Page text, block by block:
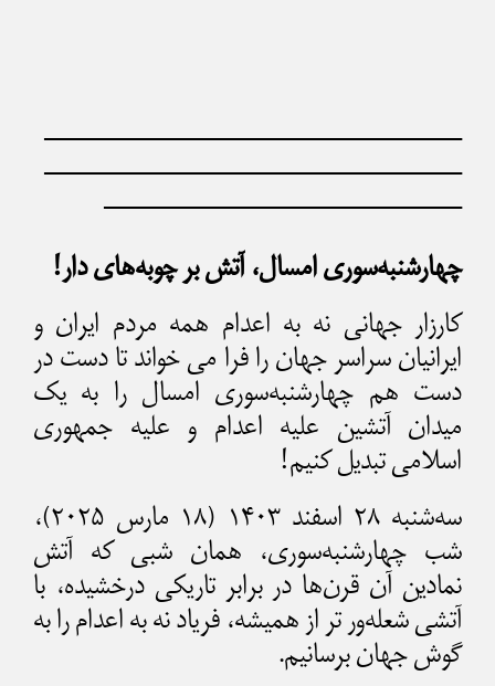
——————————————
——————————————
————————————
چهارشنبه‌سوری امسال، آتش بر چوبه‌های دار!
کارزار جهانی نه به اعدام همه مردم ایران و
ایرانیان سراسر جهان را فرا می خواند تا دست در
دست هم چهارشنبه‌سوری امسال را به یک
میدان آتشین علیه اعدام و علیه جمهوری
اسلامی تبدیل کنیم!
سه‌شنبه ۲۸ اسفند ۱۴۰۳ (۱۸ مارس ۲۰۲۵)،
شب چهارشنبه‌سوری، همان شبی که آتش
نمادین آن قرن‌ها در برابر تاریکی درخشیده، با
آتشی شعله‌ور تر از همیشه، فریاد نه به اعدام را به
گوش جهان برسانیم.